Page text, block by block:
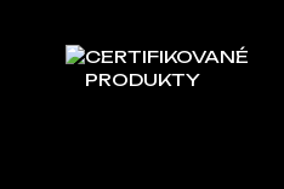
CERTIFIKOVANÉ
PRODUKTY